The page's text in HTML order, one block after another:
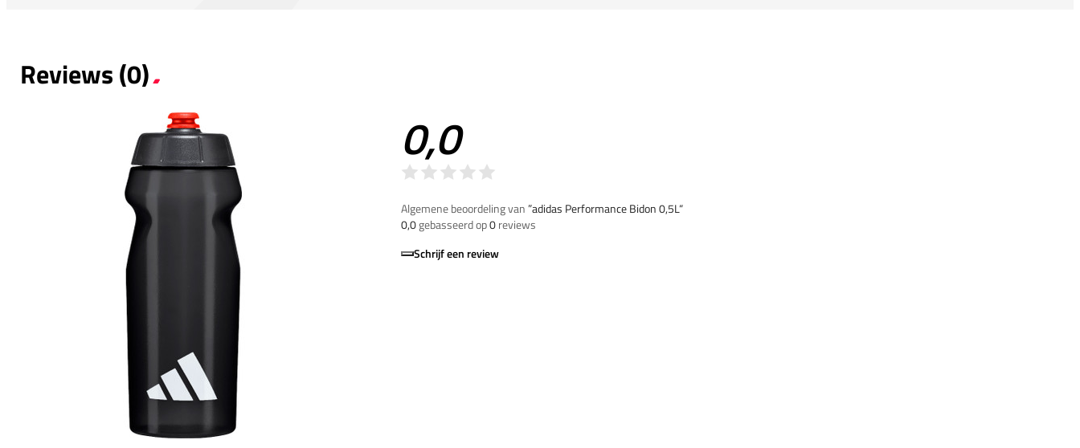
Reviews (0)
0,0
Algemene beoordeling van”adidas Performance Bidon 0,5L“
0,0gebasseerd op0reviews
Schrijf een review